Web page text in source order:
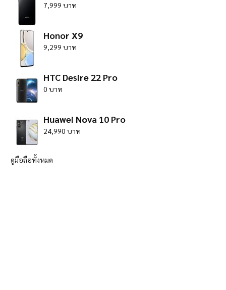
7,999 บาท
Honor X9
9,299 บาท
HTC Desire 22 Pro
0 บาท
Huawei Nova 10 Pro
24,990 บาท
ดูมือถือทั้งหมด